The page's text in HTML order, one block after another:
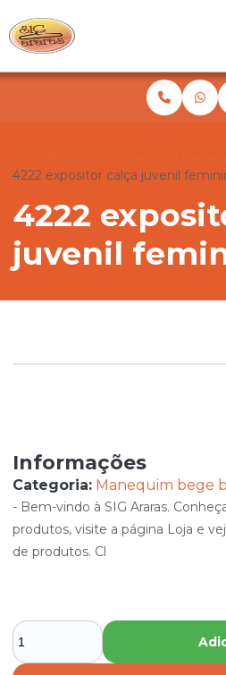
4222 expositor calça juvenil
4222
juvenil
Informações
Categoria: Manequim bege
- Bem-vindo à SIG Araras.
produtos, visite a página Loja e
de produtos. Cl